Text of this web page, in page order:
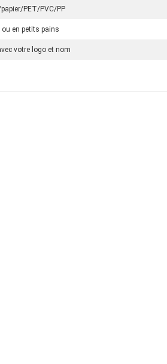
PET/PVC/PP
ou en petits pains
votre logo et nom